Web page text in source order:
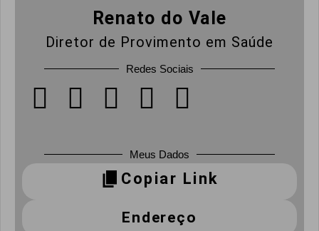
Renato do Vale
Diretor de Provimento em Saúde
Redes Sociais
Meus Dados
Copiar Link
Endereço